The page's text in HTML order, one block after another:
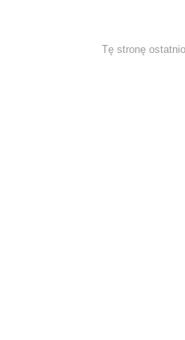
Tę stronę